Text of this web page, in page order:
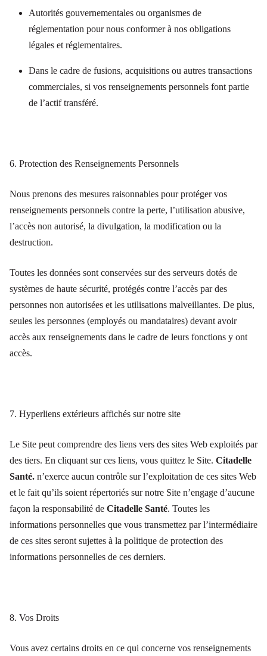
Autorités gouvernementales ou organismes de
réglementation pour nous conformer à nos obligations
légales et réglementaires.
Dans le cadre de fusions, acquisitions ou autres transactions
commerciales, si vos renseignements personnels font partie
de l’actif transféré.
6. Protection des Renseignements Personnels
Nous prenons des mesures raisonnables pour protéger vos
renseignements personnels contre la perte, l’utilisation abusive,
l’accès non autorisé, la divulgation, la modification ou la
destruction.
Toutes les données sont conservées sur des serveurs dotés de
systèmes de haute sécurité, protégés contre l’accès par des
personnes non autorisées et les utilisations malveillantes. De plus,
seules les personnes (employés ou mandataires) devant avoir
accès aux renseignements dans le cadre de leurs fonctions y ont
accès.
7. Hyperliens extérieurs affichés sur notre site
Le Site peut comprendre des liens vers des sites Web exploités par
des tiers. En cliquant sur ces liens, vous quittez le Site. Citadelle
Santé. n’exerce aucun contrôle sur l’exploitation de ces sites Web
et le fait qu’ils soient répertoriés sur notre Site n’engage d’aucune
façon la responsabilité de Citadelle Santé. Toutes les
informations personnelles que vous transmettez par l’intermédiaire
de ces sites seront sujettes à la politique de protection des
informations personnelles de ces derniers.
8. Vos Droits
Vous avez certains droits en ce qui concerne vos renseignements